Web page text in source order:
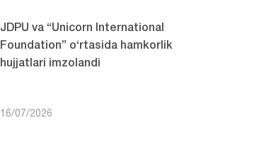
JDPU va “Unicorn International
Foundation” o‘rtasida hamkorlik
hujjatlari imzolandi
16/07/2026